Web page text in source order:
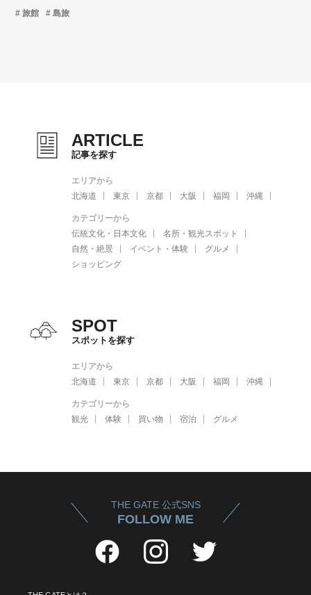
旅館 島旅
ARTICLE
記事を探す
エリアから
北海道
東京 京都 大阪 福岡 沖縄
カテゴリーから
伝統文化・日本文化
名所・観光スポット
自然・絶景
イベント・体験
グルメ
ショッピング
SPOT
スポットを探す
エリアから
北海道
東京 京都 大阪 福岡 沖縄
カテゴリーから
観光
体験 買い物 宿泊 グルメ
THE GATE 公式SNS
FOLLOW ME